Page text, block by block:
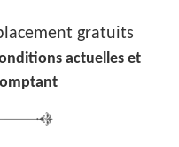
gratuits
actuelles et